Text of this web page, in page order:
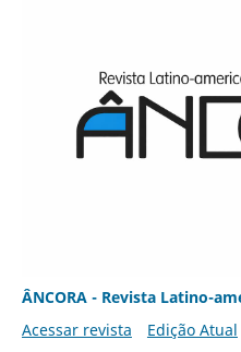
ÂNCORA - Revista Latino-
Acessar revista
Edição Atual